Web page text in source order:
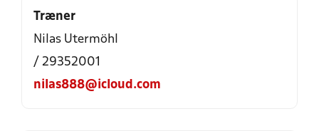
Træner
Nilas Utermöhl
/ 29352001
nilas888@icloud.com